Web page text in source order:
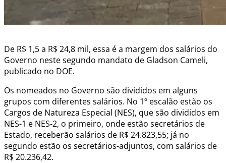
De R$ 1,5 a R$ 24,8 mil, essa é a margem dos salários do
Governo neste segundo mandato de Gladson Cameli,
publicado no DOE.
Os nomeados no Governo são divididos em alguns
grupos com diferentes salários. No 1º escalão estão os
Cargos de Natureza Especial (NES), que são divididos em
NES-1 e NES-2, o primeiro, onde estão secretários de
Estado, receberão salários de R$ 24.823,55; já no
segundo estão os secretários-adjuntos, com salários de
R$ 20.236,42.